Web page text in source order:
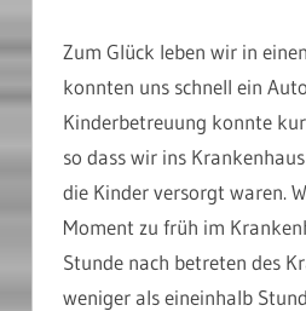
Zum Glück leben wir in
konnten uns schnell ein
Kinderbetreuung konnte
so dass wir ins
die Kinder versorgt waren.
Moment zu früh im
Stunde nach betreten des
weniger als eineinhalb